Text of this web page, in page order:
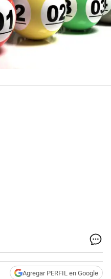
Agregar PERFIL en Google